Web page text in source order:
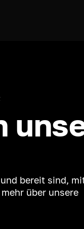
bereit sind,
über unsere